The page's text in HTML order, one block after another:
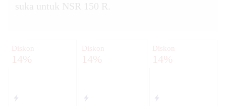
suka untuk NSR 150 R.
Diskon
14%
Diskon
14%
Diskon
14%